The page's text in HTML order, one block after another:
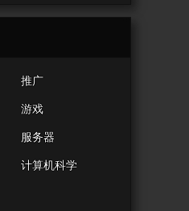
推广
游戏
服务器
计算机科学